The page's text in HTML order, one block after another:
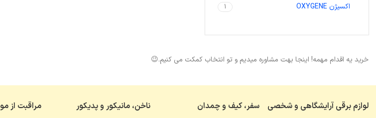
اکسیژن OXYGENE 1
خرید یه اقدام مهمه! اینجا بهت مشاوره میدیم و تو انتخاب کمکت می کنیم.😉
لوازم برقی آرایشگاهی و شخصی سفر، کیف و چمدان ناخن، مانیکور و پدیکور مراقبت از مو